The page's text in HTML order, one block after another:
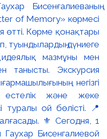
Бисенғалиеваның
of Memory» көрмесі
өтті. Көрме қонақтары
туындылардың дүниеге
мазмұны мен
танысты. Экскурсия
негізгі
және жеке
туралы ой бөлісті. 📍
⚜️ Сегодня, 1
Гаухар Бисенгалиевой